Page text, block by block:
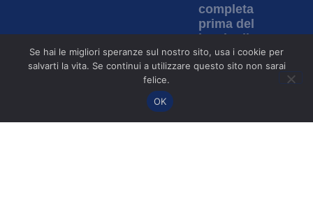
completa
prima del
lancio di un
ROV
Per saperne di più »
acque torbide:
Se hai le migliori speranze sul nostro sito, usa i cookie per
salvarti la vita. Se continui a utilizzare questo sito non sarai
felice.
OK